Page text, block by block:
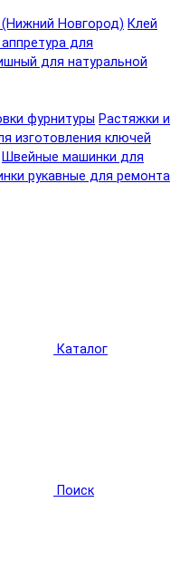
Новгород) Клей
для
для натуральной
фурнитуры Растяжки и
изготовления ключей
Швейные машинки для
рукавные для ремонта
Каталог
Поиск